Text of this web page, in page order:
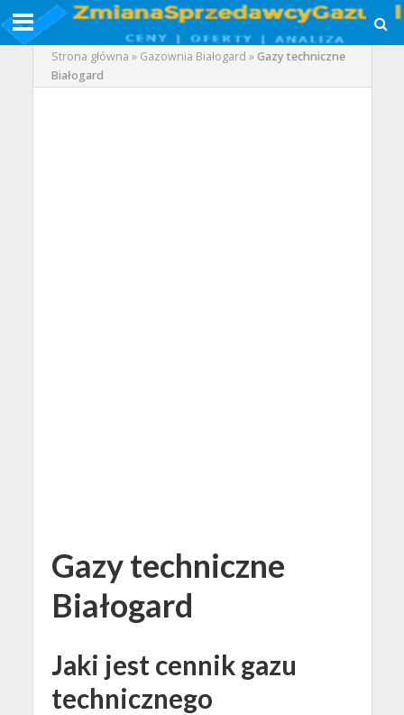
Strona główna » Gazownia Białogard »Gazy techniczne
Białogard
Gazy techniczne
Białogard
Jaki jest cennik gazu
technicznego